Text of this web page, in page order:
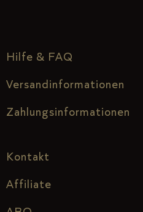
Hilfe & FAQ
Versandinformationen
Zahlungsinformationen
Kontakt
Affiliate